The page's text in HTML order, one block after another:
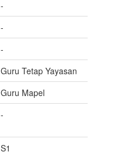
-
-
-
Guru Tetap Yayasan
Guru Mapel
-
S1